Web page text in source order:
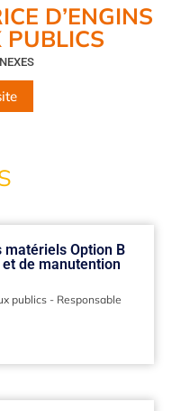
D’ENGINS
matériels Option B
de manutention
publics - Responsable